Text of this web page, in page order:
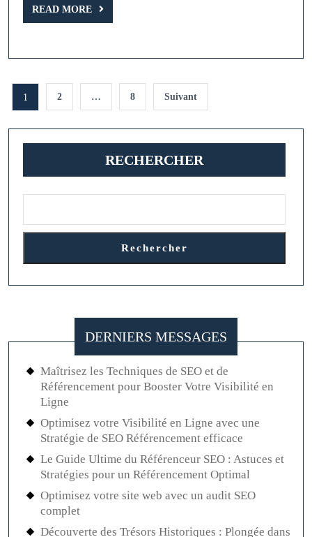
Protéger
READ MORE
READ
MORE
Pagination
des
publications
1 2 … 8 Suivant
RECHERCHER
Rechercher
DERNIERS MESSAGES
Maîtrisez les Techniques de SEO et de
Référencement pour Booster Votre Visibilité en
Ligne
Optimisez votre Visibilité en Ligne avec une
Stratégie de SEO Référencement efficace
Le Guide Ultime du Référenceur SEO : Astuces et
Stratégies pour un Référencement Optimal
Optimisez votre site web avec un audit SEO
complet
Découverte des Trésors Historiques : Plongée dans